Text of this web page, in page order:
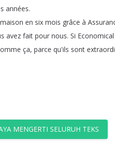
années.
maison en six mois grâce à
avez fait pour nous. Si Economical
ça, parce qu'ils sont
MENGERTI SELURUH TEKS